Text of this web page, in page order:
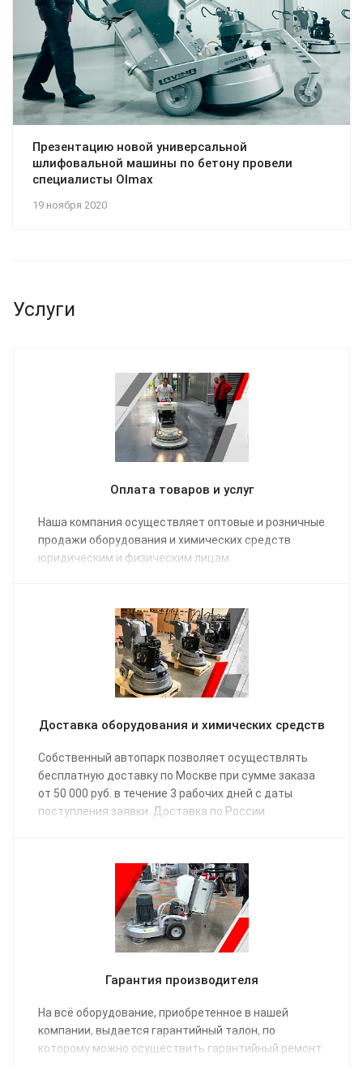
19 ноября 2020
Презентацию новой универсальной
шлифовальной машины по бетону провели
специалисты Olmax
Услуги
Оплата товаров и услуг
Наша компания осуществляет оптовые и розничные
продажи оборудования и химических средств
юридическим и физическим лицам.
Доставка оборудования и химических средств
Собственный автопарк позволяет осуществлять
бесплатную доставку по Москве при сумме заказа
от 50 000 руб. в течение 3 рабочих дней с даты
поступления заявки. Доставка по России
Гарантия производителя
На всё оборудование, приобретенное в нашей
компании, выдается гарантийный талон, по
которому можно осуществить гарантийный ремонт.